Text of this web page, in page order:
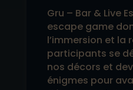
Gru – Bar & Live
escape game
l’immersion et la
participants se
nos décors et
énigmes pour